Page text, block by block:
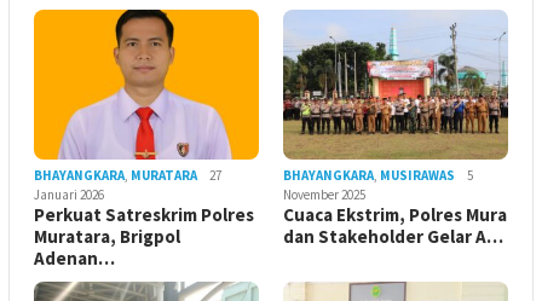
BHAYANGKARA MURATARA
27
Januari 2026
Perkuat Satreskrim Polres
Muratara, Brigpol
Adenan…
BHAYANGKARA MUSIRAWAS
5
November 2025
Cuaca Ekstrim, Polres Mura
dan Stakeholder Gelar A…